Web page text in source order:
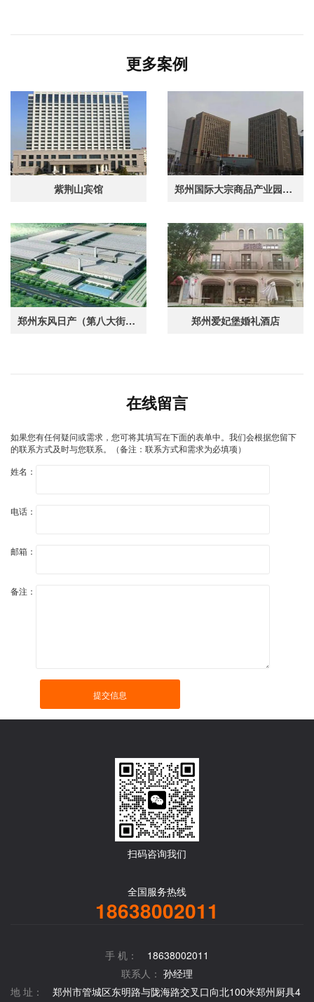
更多案例
紫荆山宾馆 郑州国际大宗商品产业园职工食堂
郑州东风日产（第八大街厂区食堂) 郑州爱妃堡婚礼酒店
在线留言
如果您有任何疑问或需求，您可将其填写在下面的表单中。我们会根据您留下
的联系方式及时与您联系。（备注：联系方式和需求为必填项）
姓名：
电话：
邮箱：
备注：
提交信息
扫码咨询我们
全国服务热线
18638002011
手 机：
18638002011
联系人： 孙经理
地 址：
郑州市管城区东明路与陇海路交叉口向北100米郑州厨具4